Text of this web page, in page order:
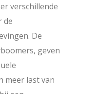
verschillende
de
De
geven
meer last van